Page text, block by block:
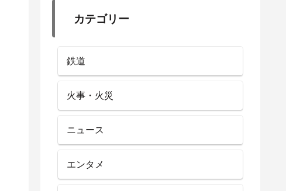
カテゴリー
鉄道
火事・火災
ニュース
エンタメ